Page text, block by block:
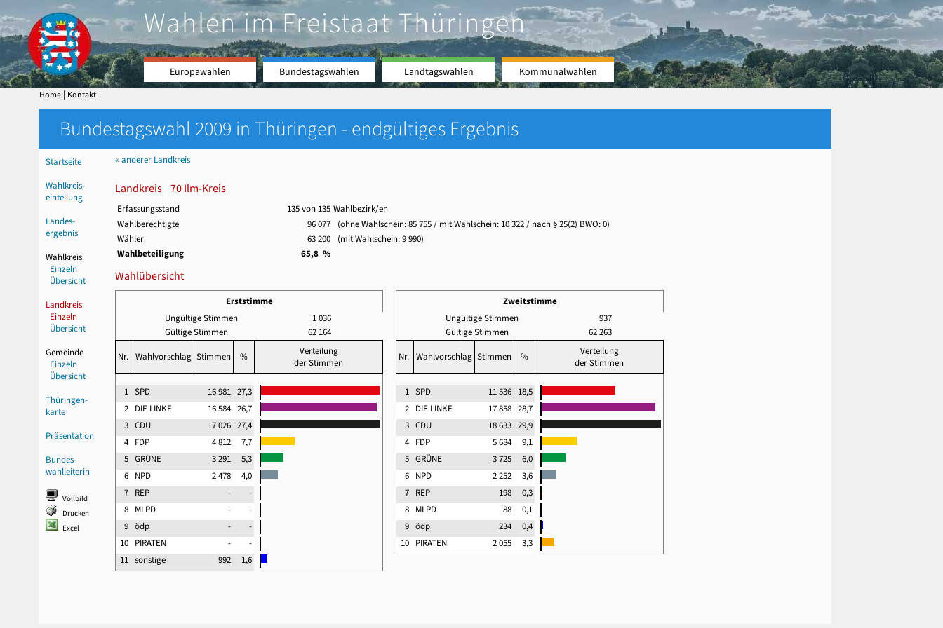
Wahlen im Freistaat Thüringen
Europawahlen Bundestagswahlen Landtagswahlen Kommunalwahlen
Home | Kontakt
Bundestagswahl 2009 in Thüringen - endgültiges Ergebnis
Startseite
Wahlkreis-
einteilung
Landes-
ergebnis
Wahlkreis
Einzeln
Übersicht
Landkreis
Einzeln
Übersicht
Gemeinde
Einzeln
Übersicht
Thüringen-
karte
Präsentation
Bundes-
wahlleiterin
Vollbild
Drucken
Excel
« anderer Landkreis
Landkreis 70 Ilm-Kreis
Erfassungsstand 135 von 135 Wahlbezirk/en
Wahlberechtigte
96 077 (ohne Wahlschein:85 755 / mit Wahlschein: 10 322 / nach § 25(2) BWO: 0)
Wähler
63 200 (mit Wahlschein:9 990)
Wahlbeteiligung
65,8 %
Wahlübersicht
Erststimme
Ungültige Stimmen
1 036
Gültige Stimmen
62 164
Nr. Wahlvorschlag Stimmen %
Verteilung
der Stimmen
1 SPD 16 981 27,3
2 DIE LINKE 16 584 26,7
3 CDU 17 026 27,4
4 FDP 4 812
7,7
5 GRÜNE 3 291
5,3
6 NPD 2 478
4,0
7 REP -
-
8 MLPD -
-
9 ödp -
-
10 PIRATEN -
-
11 sonstige 992 1,6
Zweitstimme
Ungültige Stimmen
937
Gültige Stimmen
62 263
Nr. Wahlvorschlag Stimmen %
Verteilung
der Stimmen
1 SPD 11 536 18,5
2 DIE LINKE 17 858 28,7
3 CDU 18 633 29,9
4 FDP 5 684
9,1
5 GRÜNE 3 725
6,0
6 NPD 2 252
3,6
7 REP 198
0,3
8 MLPD 88
0,1
9 ödp 234
0,4
10 PIRATEN 2 055 3,3